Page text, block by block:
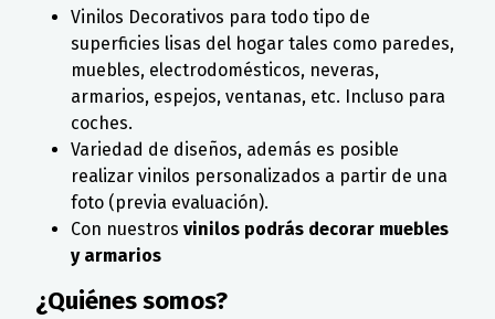
Vinilos Decorativos para todo tipo de
superficies lisas del hogar tales como paredes,
muebles, electrodomésticos, neveras,
armarios, espejos, ventanas, etc. Incluso para
coches.
Variedad de diseños, además es posible
realizar vinilos personalizados a partir de una
foto (previa evaluación).
Con nuestros vinilos podrás decorar muebles
y armarios
¿Quiénes somos?